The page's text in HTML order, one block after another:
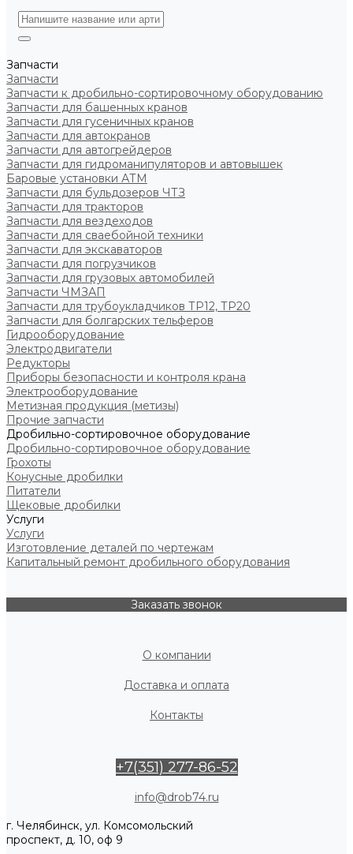
Запчасти
Запчасти
Запчасти к дробильно-сортировочному оборудованию
Запчасти для башенных кранов
Запчасти для гусеничных кранов
Запчасти для автокранов
Запчасти для автогрейдеров
Запчасти для гидроманипуляторов и автовышек
Баровые установки АТМ
Запчасти для бульдозеров ЧТЗ
Запчасти для тракторов
Запчасти для вездеходов
Запчасти для сваебойной техники
Запчасти для экскаваторов
Запчасти для погрузчиков
Запчасти для грузовых автомобилей
Запчасти ЧМЗАП
Запчасти для трубоукладчиков ТР12, ТР20
Запчасти для болгарских тельферов
Гидрооборудование
Электродвигатели
Редукторы
Приборы безопасности и контроля крана
Электрооборудование
Метизная продукция (метизы)
Прочие запчасти
Дробильно-сортировочное оборудование
Дробильно-сортировочное оборудование
Грохоты
Конусные дробилки
Питатели
Щековые дробилки
Услуги
Услуги
Изготовление деталей по чертежам
Капитальный ремонт дробильного оборудования
Заказать звонок
О компании
Доставка и оплата
Контакты
+7(351) 277-86-52
info@drob74.ru
г. Челябинск, ул. Комсомольский
проспект, д. 10, оф 9